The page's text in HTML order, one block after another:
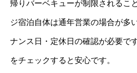
帰りバーベキューが制限されるこ
ジ宿泊自体は通年営業の場合が多
ナンス日・定休日の確認が必要で
をチェックすると安心です。